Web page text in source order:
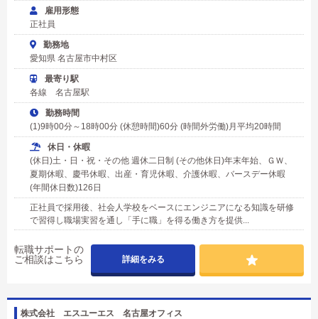
雇用形態
正社員
勤務地
愛知県 名古屋市中村区
最寄り駅
各線 名古屋駅
勤務時間
(1)9時00分～18時00分 (休憩時間)60分 (時間外労働)月平均20時間
休日・休暇
(休日)土・日・祝・その他 週休二日制 (その他休日)年末年始、ＧＷ、
夏期休暇、慶弔休暇、出産・育児休暇、介護休暇、バースデー休暇
(年間休日数)126日
正社員で採用後、社会人学校をベースにエンジニアになる知識を研修
で習得し職場実習を通し「手に職」を得る働き方を提供...
転職サポートの
ご相談はこちら
詳細をみる
株式会社 エスユーエス 名古屋オフィス